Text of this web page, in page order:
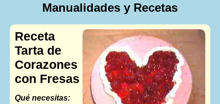
Manualidades y Recetas
Receta
Tarta de
Corazones
con Fresas
Qué necesitas: